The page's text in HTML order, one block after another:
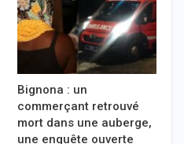
Bignona : un
commerçant retrouvé
mort dans une auberge,
une enquête ouverte